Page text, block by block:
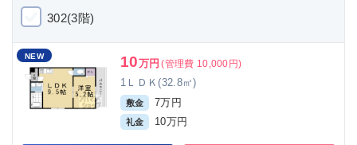
302(3階)
NEW 10万円 (管理費 10,000円)
1ＬＤＫ(32.8㎡)
敷金 7万円
礼金 10万円